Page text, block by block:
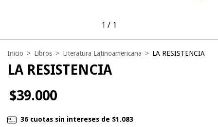
1 / 1
Inicio > Libros > Literatura Latinoamericana > LA RESISTENCIA
LA RESISTENCIA
$39.000
36 cuotas sin intereses de $1.083